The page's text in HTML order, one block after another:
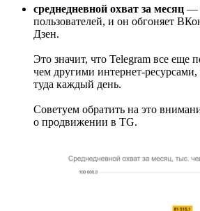
среднедневной охват за месяц —
пользователей, и он обгоняет
Дзен.
Это значит, что Telegram все еще
чем другими интернет-ресурсами,
туда каждый день.
Советуем обратить на это
о продвижении в TG.